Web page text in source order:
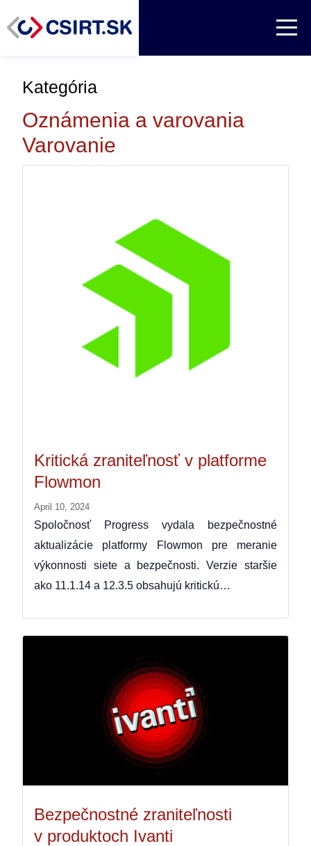
Kategória
Oznámenia a varovania
Varovanie
Kritická zraniteľnosť v platforme
Flowmon
April 10, 2024
Spoločnosť Progress vydala bezpečnostné
aktualizácie platformy Flowmon pre meranie
výkonnosti siete a bezpečnosti. Verzie staršie
ako 11.1.14 a 12.3.5 obsahujú kritickú…
Bezpečnostné zraniteľnosti
v produktoch Ivanti